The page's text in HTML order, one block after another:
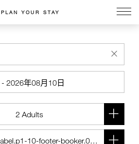
PLAN YOUR STAY